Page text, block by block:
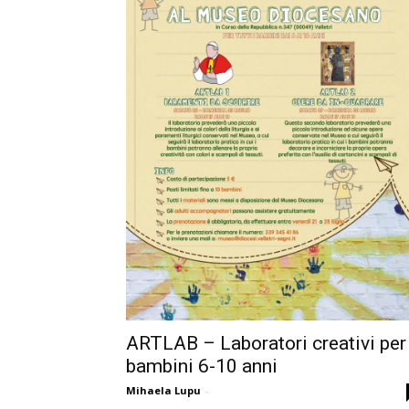
ARTLAB – Laboratori creativi per
bambini 6-10 anni
Mihaela Lupu -